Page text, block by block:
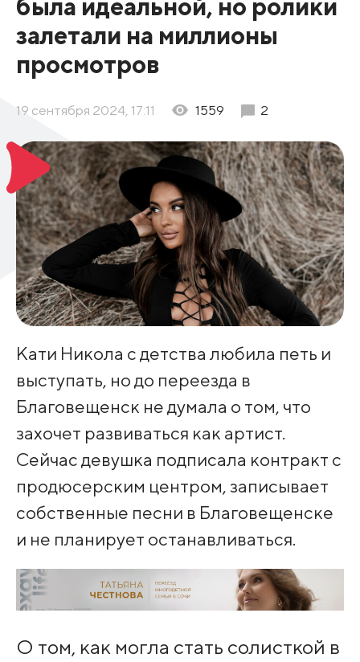
была идеальной, но ролики
залетали на миллионы
просмотров
19 сентября 2024, 17:11 1559 2
Кати Никола с детства любила петь и
выступать, но до переезда в
Благовещенск не думала о том, что
захочет развиваться как артист.
Сейчас девушка подписала контракт с
продюсерским центром, записывает
собственные песни в Благовещенске
и не планирует останавливаться.
О том, как могла стать солисткой в